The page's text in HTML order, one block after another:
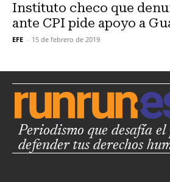
Instituto checo que
ante CPI pide apoyo a
EFE - 15 de febrero de 2019
Periodismo que desafía
defender tus derechos